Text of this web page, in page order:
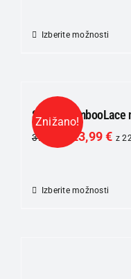
Izberite možnosti
Znižano!
SKINY BambooLace
39,99 23,99€ z
Izberite možnosti